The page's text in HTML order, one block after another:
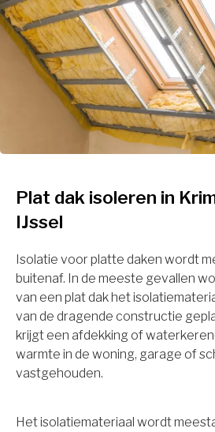
Plat dak isoleren in
IJssel
Isolatie voor platte daken wordt
buitenaf. In de meeste gevallen
van een plat dak het
van de dragende constructie
krijgt een afdekking of
warmte in de woning, garage of
vastgehouden.
Het isolatiemateriaal wordt